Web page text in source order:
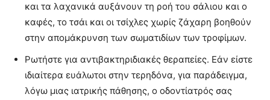
και τα λαχανικά αυξάνουν τη ροή του σάλιου και ο
καφές, το τσάι και οι τσίχλες χωρίς ζάχαρη βοηθούν
στην απομάκρυνση των σωματιδίων των τροφίμων.
Ρωτήστε για αντιβακτηριδιακές θεραπείες. Εάν είστε
ιδιαίτερα ευάλωτοι στην τερηδόνα, για παράδειγμα,
λόγω μιας ιατρικής πάθησης, ο οδοντίατρός σας